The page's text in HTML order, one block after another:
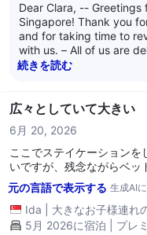
Dear Clara, -- Greetings from Citadines Fusionopolis
Singapore! Thank you
and for taking time to
with us. – All of us are delighted you had a wonderful 5
nights stay with us, and
us the great pleasure
serviced residence,
remains as your chioce
back in Singapore. -- All of us earnestly look forward to
welcoming you back for
stays at our serviced residence. We are at
we wish you well. ----- Kind regards, -- The management of
Citadines Fusionopolis
続きを読む
広々としていて大きい
6月 20, 2026
ここでステイケーション
いですが、残念ながらベッ
元の言語で表示する 生成AI
Ida 大きなお子様連れ
5月 2026に宿泊 | プレ